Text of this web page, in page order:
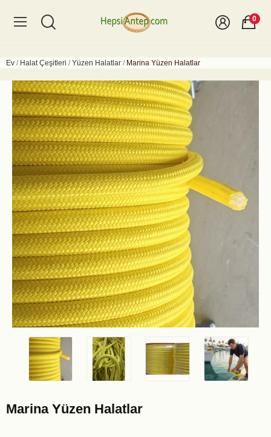
0
Ev Halat Çeşitleri Yüzen Halatlar Marina Yüzen Halatlar
Marina Yüzen Halatlar